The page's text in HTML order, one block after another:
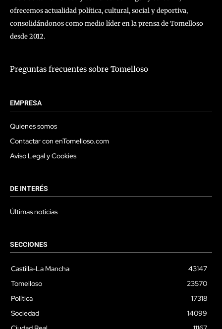
ofrecemos actualidad política, cultural, social y deportiva,
consolidándonos como medio líder en la prensa de Tomelloso
desde 2012.
Preguntas frecuentes sobre Tomelloso
EMPRESA
Quienes somos
Contactar con enTomelloso.com
Aviso Legal y Cookies
DE INTERÉS
Últimas noticias
SECCIONES
Castilla-La Mancha
43147
Tomelloso
23570
Política
17318
Sociedad
14099